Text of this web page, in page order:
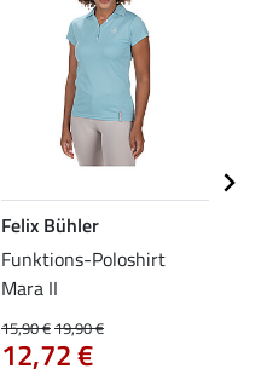
Felix Bühler
Funktions-Poloshirt
Mara II
15,90 €19,90 €
12,72 €